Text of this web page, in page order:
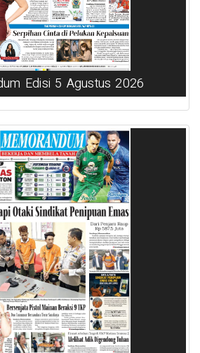
Edisi 5 Agustus 2026